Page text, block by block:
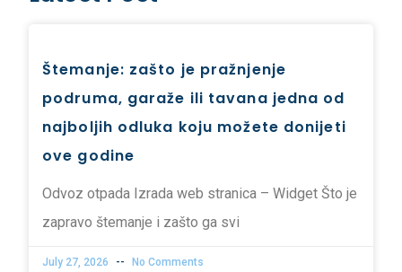
Štemanje: zašto je pražnjenje
podruma, garaže ili tavana jedna od
najboljih odluka koju možete donijeti
ove godine
Odvoz otpada Izrada web stranica – Widget Što je
zapravo štemanje i zašto ga svi
July 27, 2026 No Comments